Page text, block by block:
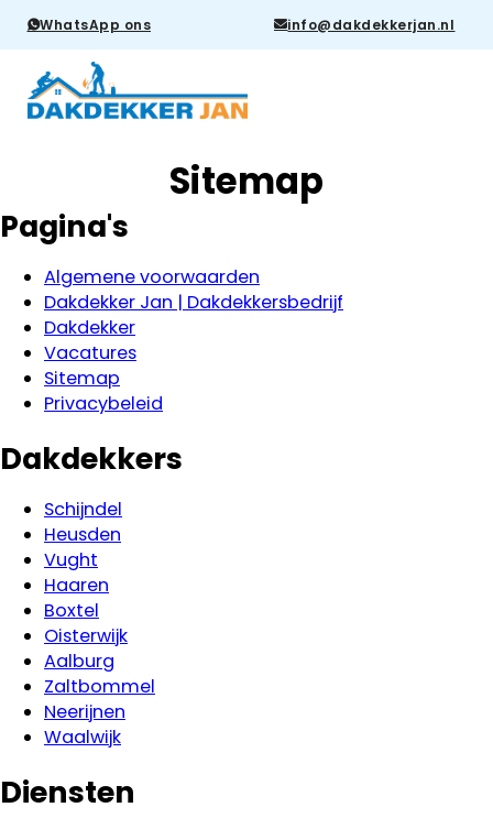
WhatsApp ons info@dakdekkerjan.nl
Sitemap
Pagina's
Algemene voorwaarden
Dakdekker Jan | Dakdekkersbedrijf
Dakdekker
Vacatures
Sitemap
Privacybeleid
Dakdekkers
Schijndel
Heusden
Vught
Haaren
Boxtel
Oisterwijk
Aalburg
Zaltbommel
Neerijnen
Waalwijk
Diensten